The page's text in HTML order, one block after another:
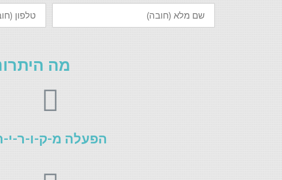
שם
מלא
(חובה)
טלפון
(חובה)
מה
הפעלה מ-ק-ו-ר-